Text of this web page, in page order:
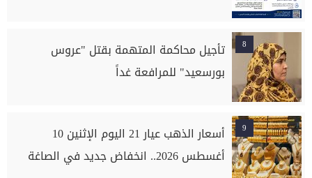
8
تأجيل محاكمة المتهمة بقتل "عروس
بورسعيد" للمرافعة غداً
9
أسعار الذهب عيار 21 اليوم الإثنين 10
أغسطس 2026.. انخفاض جديد في الصاغة